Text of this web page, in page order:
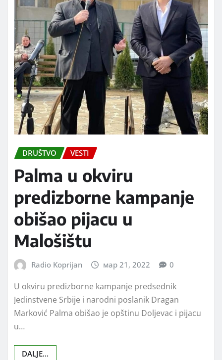
DRUŠTVO VESTI
Palma u okviru
predizborne kampanje
obišao pijacu u
Malošištu
Radio Koprijan мар 21, 2022 0
U okviru predizborne kampanje predsednik
Jedinstvene Srbije i narodni poslanik Dragan
Marković Palma obišao je opštinu Doljevac i pijacu
u…
DALJE...